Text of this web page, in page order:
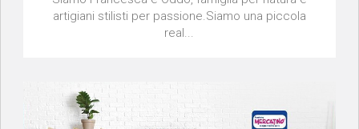
artigiani stilisti per passione.Siamo una piccola
real...